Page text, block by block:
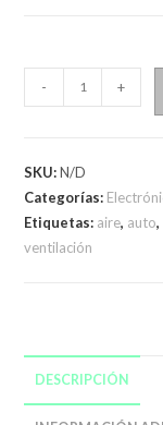
Magnético
para
auto
cantidad
- +
SKU:N/D
Categorías:
Etiquetas: aire, auto,
ventilación
DESCRIPCIÓN